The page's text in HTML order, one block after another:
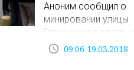
Аноним сообщил о
минировании улицы
Гагаринское плато,
которой
access_time 09:06 19.03.2018